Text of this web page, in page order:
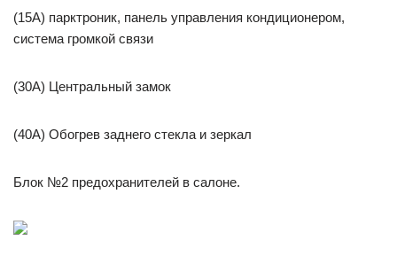
(15A) парктроник, панель управления кондиционером,
система громкой связи
(30A) Центральный замок
(40A) Обогрев заднего стекла и зеркал
Блок №2 предохранителей в салоне.